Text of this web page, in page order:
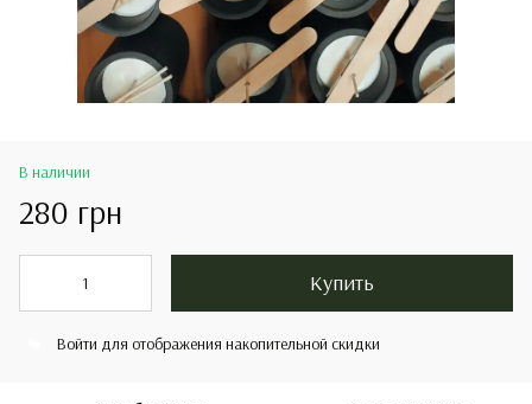
В наличии
280 грн
Купить
Войти для отображения накопительной скидки